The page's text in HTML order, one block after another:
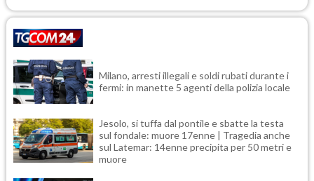
Milano, arresti illegali e soldi rubati durante i
fermi: in manette 5 agenti della polizia locale
Jesolo, si tuffa dal pontile e sbatte la testa
sul fondale: muore 17enne | Tragedia anche
sul Latemar: 14enne precipita per 50 metri e
muore